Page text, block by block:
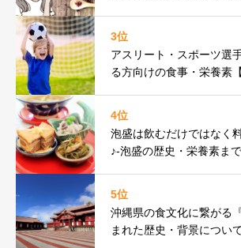
3位
アスリート・スポーツ選
る方向けの食事・栄養素
4位
泡盛は飲むだけではなく
♪-泡盛の歴史・栄養素ま
5位
沖縄県の食文化に繋がる
まれた歴史・背景につい